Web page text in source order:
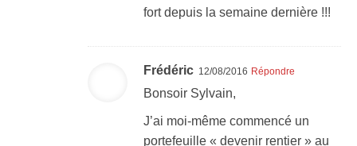
fort depuis la semaine dernière !!!
Frédéric 12/08/2016 Répondre
Bonsoir Sylvain,
J’ai moi-même commencé un
portefeuille « devenir rentier » au